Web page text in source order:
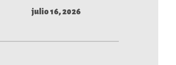
julio 16, 2026